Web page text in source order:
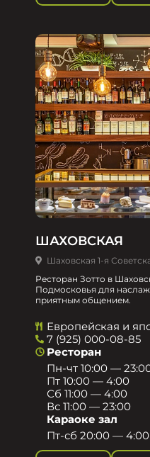
ШАХОВСКАЯ
Шаховская 1-я
Ресторан Зотто в
Подмосковья для
приятным общением.​
Европейская и
7 (925) 000-08-85
Ресторан
Пн-чт 10:00 —
Пт 10:00 — 4:00
Сб 11:00 — 4:00
Вс 11:00 — 23:00
Караоке зал
Пт-сб 20:00 — 4:00